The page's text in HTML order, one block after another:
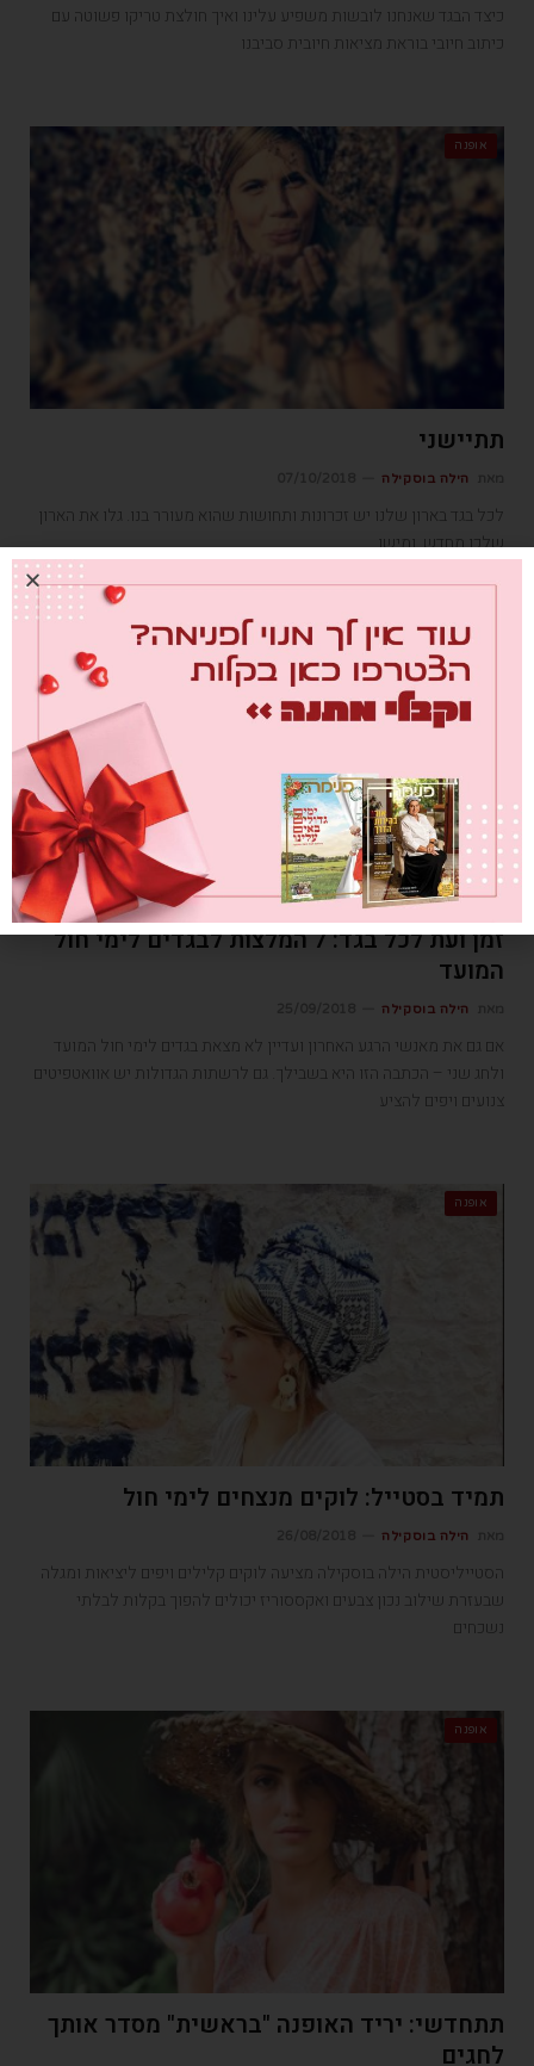
כיצד הבגד שאנחנו לובשות משפיע עלינו ואיך חולצת טריקו פשוטה עם
כיתוב חיובי בוראת מציאות חיובית סביבנו
אופנה
תתיישני
הילה בוסקילה
לכל בגד בארון שלנו יש זכרונות ותחושות שהוא מעורר בנו. גלו את הארון
שלכן מחדש, ומישן.
אופנה
זמן ועת לכל בגד: 7 המלצות לבגדים לימי חול
המועד
הילה בוסקילה
אם גם את מאנשי הרגע האחרון ועדיין לא מצאת בגדים לימי חול המועד
ולחג שני – הכתבה הזו היא בשבילך. גם לרשתות הגדולות יש אוואטפיטים
צנועים ויפים להציע
אופנה
תמיד בסטייל: לוקים מנצחים לימי חול
הילה בוסקילה
הסטייליסטית הילה בוסקילה מציעה לוקים קלילים ויפים ליציאות ומגלה
שבעזרת שילוב נכון צבעים ואקססוריז יכולים להפוך בקלות לבלתי
נשכחים
אופנה
תתחדשי: יריד האופנה "בראשית" מסדר אותך
לחגים